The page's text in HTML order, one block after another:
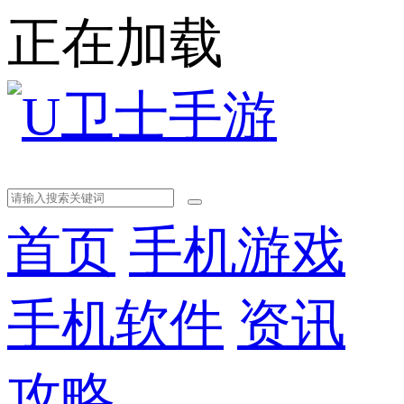
正在加载
首页 手机游戏
手机软件 资讯